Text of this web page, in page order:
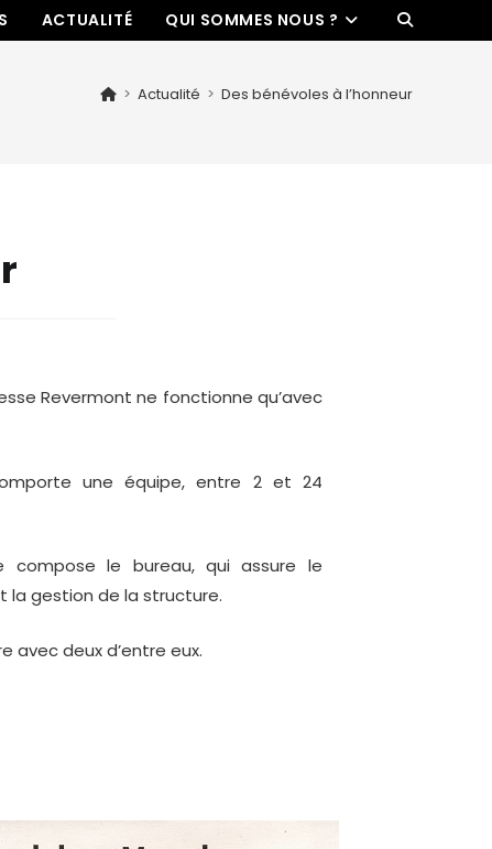
ACTUALITÉ QUI SOMMES NOUS ?
> Actualité > Des bénévoles à l’honneur
Revermont ne fonctionne qu’avec
une équipe, entre 2 et 24
compose le bureau, qui assure le
gestion de la structure.
avec deux d’entre eux.